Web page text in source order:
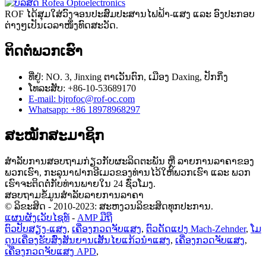
ROF ໄດ້ສຸມໃສ່ວົງຈອນປະສົມປະສານໄຟຟ້າ-ແສງ ແລະ ອົງປະກອບ
ຕ່າງໆເປັນເວລາໜຶ່ງທົດສະວັດ.
ຕິດຕໍ່ພວກເຮົາ
ທີ່ຢູ່: NO. 3, Jinxing ຕາ​ເວັນ​ຕົກ​, ເມືອງ Daxing​, ປັກ​ກິ່ງ​
ໂທລະສັບ: +86-10-53689170
E-mail: bjrofoc@rof-oc.com
Whatsapp: +86 18978968297
ສະໝັກສະມາຊິກ
ສຳລັບການສອບຖາມກ່ຽວກັບຜະລິດຕະພັນ ຫຼື ລາຍການລາຄາຂອງ
ພວກເຮົາ, ກະລຸນາຝາກອີເມວຂອງທ່ານໄວ້ໃຫ້ພວກເຮົາ ແລະ ພວກ
ເຮົາຈະຕິດຕໍ່ກັບທ່ານພາຍໃນ 24 ຊົ່ວໂມງ.
ສອບຖາມຂໍ້ມູນສຳລັບລາຍການລາຄາ
© ລິຂະສິດ - 2010-2023: ສະຫງວນລິຂະສິດທຸກປະການ.
ແຜນຜັງເວັບໄຊທ໌ - AMP ມືຖື
ຕົວປັບສຽງ-ແສງ, ເຄື່ອງກວດຈັບແສງ, ຕົວດັດແປງ Mach-Zehnder, ໂມ
ດູນເຄື່ອງຮັບສົ່ງສັນຍານເສັ້ນໄຍແກ້ວນຳແສງ, ເຄື່ອງກວດຈັບແສງ,
ເຄື່ອງກວດຈັບແສງ APD,